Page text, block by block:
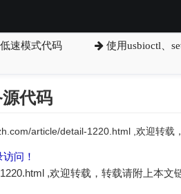
速模式代码
使用usbioctl、
代码
article/detail-1220.html ,欢迎转载
问！
,欢迎转载，转载请附上本文